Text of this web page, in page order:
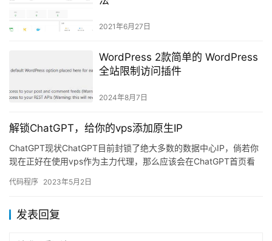
2021年6月27日
WordPress 2款简单的 WordPress
全站限制访问插件
2024年8月7日
解锁ChatGPT，给你的vps添加原生IP
ChatGPT现状ChatGPT目前封锁了绝大多数的数据中心IP，倘若你
现在正好在使用vps作为主力代理，那么应该会在ChatGPT首页看
代码程序 2023年5月2日
发表回复